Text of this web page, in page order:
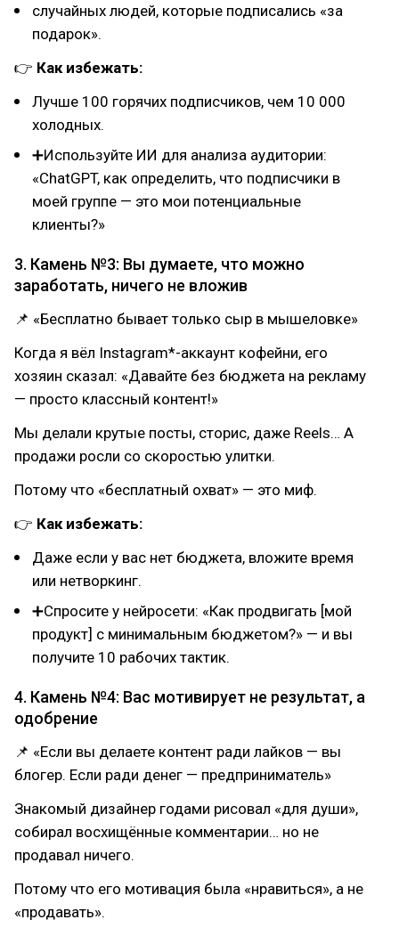
случайных людей, которые подписались «за
подарок».
👉 Как избежать:
Лучше 100 горячих подписчиков, чем 10 000
холодных.
➕Используйте ИИ для анализа аудитории:
«ChatGPT, как определить, что подписчики в
моей группе — это мои потенциальные
клиенты?»
3. Камень №3: Вы думаете, что можно
заработать, ничего не вложив
📌 «Бесплатно бывает только сыр в мышеловке»
Когда я вёл Instagram*-аккаунт кофейни, его
хозяин сказал: «Давайте без бюджета на рекламу
— просто классный контент!»
Мы делали крутые посты, сторис, даже Reels… А
продажи росли со скоростью улитки.
Потому что «бесплатный охват» — это миф.
👉 Как избежать:
Даже если у вас нет бюджета, вложите время
или нетворкинг.
➕Спросите у нейросети: «Как продвигать [мой
продукт] с минимальным бюджетом?» — и вы
получите 10 рабочих тактик.
4. Камень №4: Вас мотивирует не результат, а
одобрение
📌 «Если вы делаете контент ради лайков — вы
блогер. Если ради денег — предприниматель»
Знакомый дизайнер годами рисовал «для души»,
собирал восхищённые комментарии… но не
продавал ничего.
Потому что его мотивация была «нравиться», а не
«продавать».